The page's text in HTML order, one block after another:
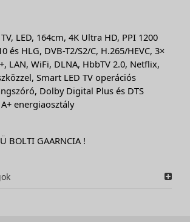
LED, 164cm, 4K Ultra HD, PPI 1200
és HLG, DVB-T2/S2/C, H.265/HEVC, 3×
LAN, WiFi, DLNA, HbbTV 2.0, Netflix,
Smart LED TV operációs
Dolby Digital Plus és DTS
energiaosztály
BOLTI GAARNCIA !